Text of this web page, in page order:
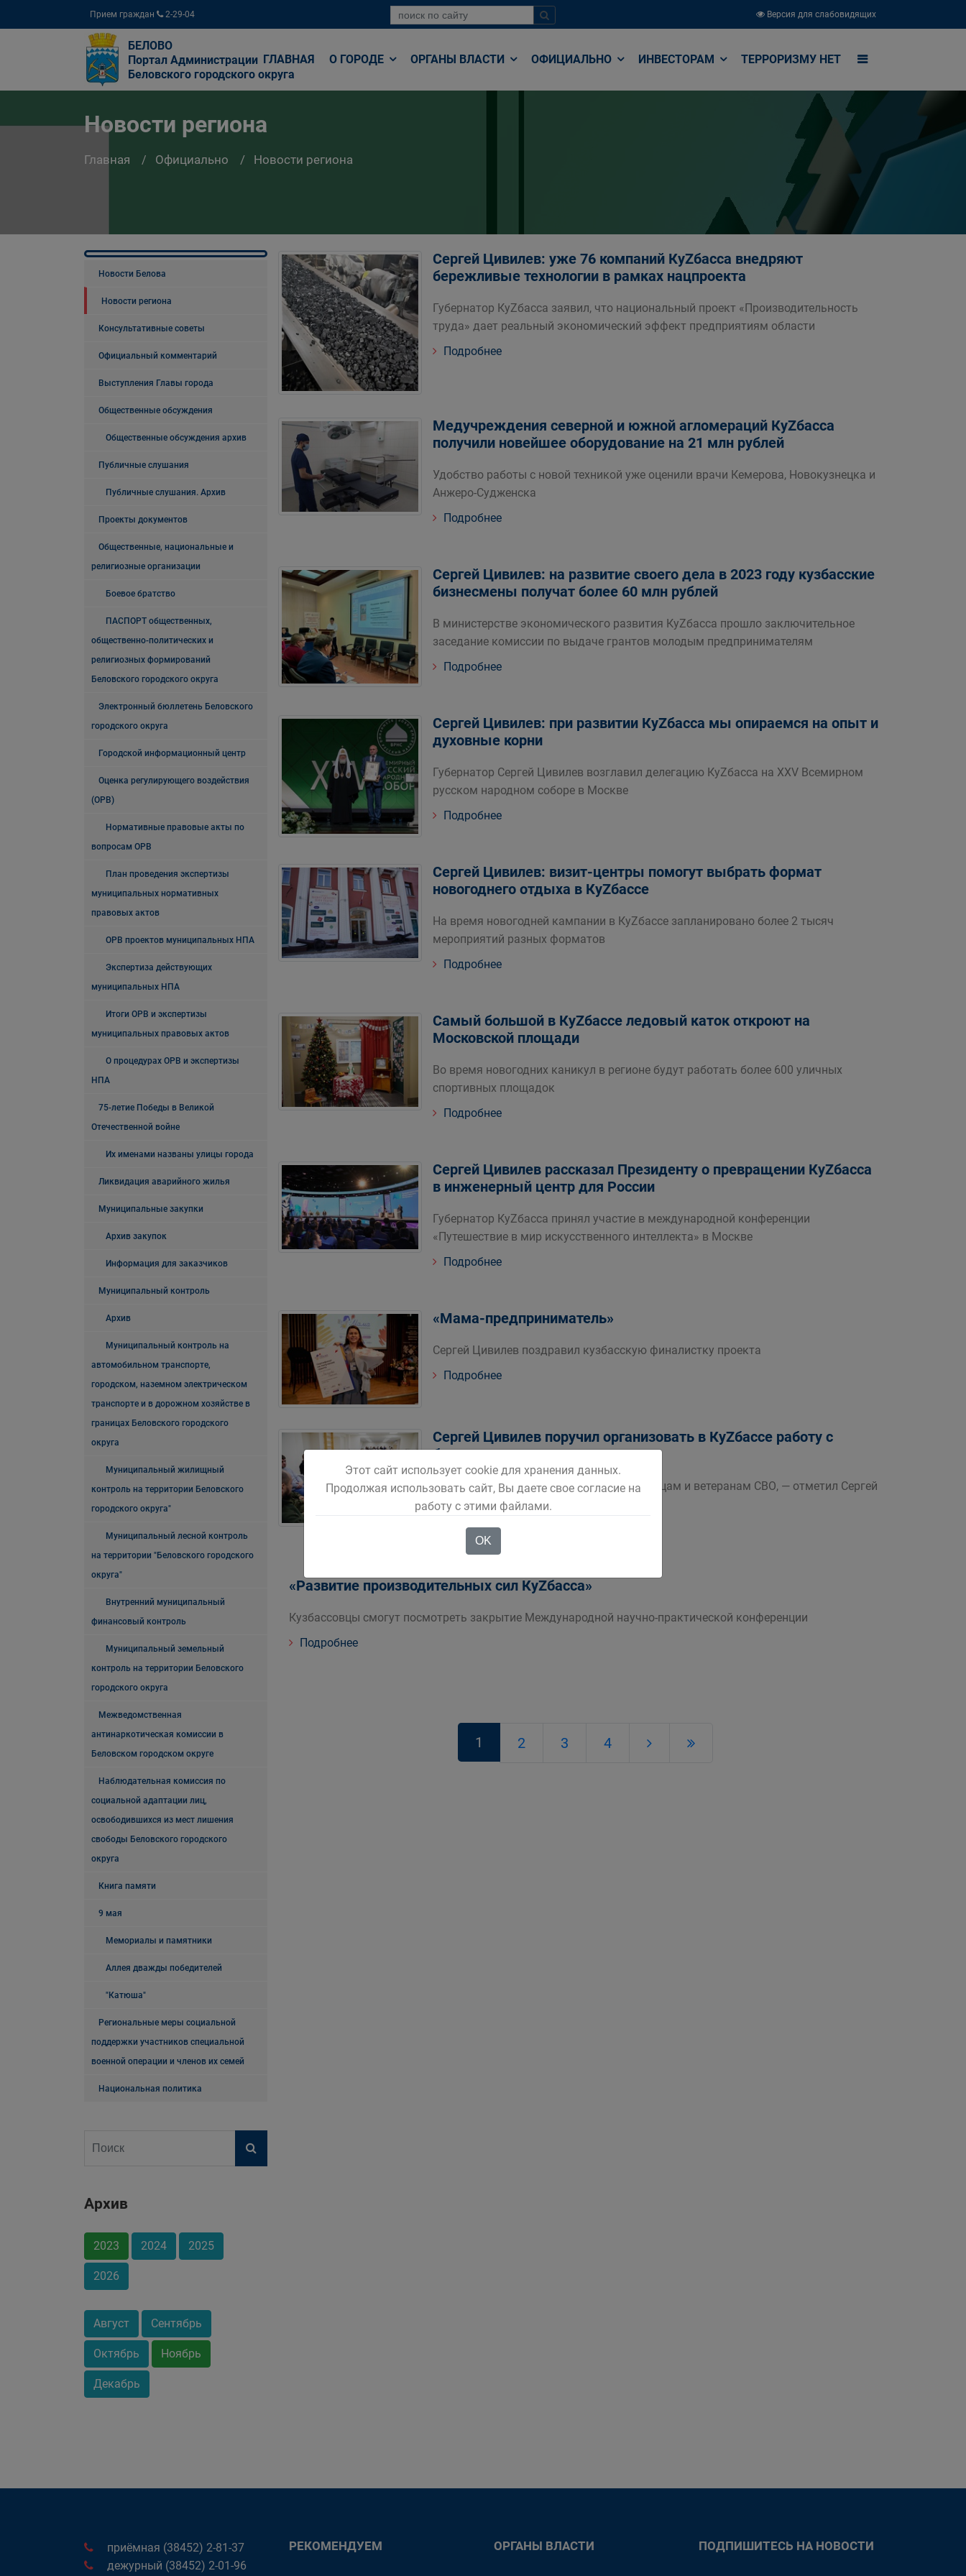
Прием граждан 2-29-04 Версия для слабовидящих
БЕЛОВО
Портал Администрации
Беловского городского округа
ГЛАВНАЯ О ГОРОДЕ ОРГАНЫ ВЛАСТИ ОФИЦИАЛЬНО ИНВЕСТОРАМ ТЕРРОРИЗМУ НЕТ
Новости региона
Главная Официально Новости региона
Новости Белова
Новости региона
Консультативные советы
Официальный комментарий
Выступления Главы города
Общественные обсуждения
Общественные обсуждения архив
Публичные слушания
Публичные слушания. Архив
Проекты документов
Общественные, национальные и
религиозные организации
Боевое братство
ПАСПОРТ общественных,
общественно-политических и
религиозных формирований
Беловского городского округа
Электронный бюллетень Беловского
городского округа
Городской информационный центр
Оценка регулирующего воздействия
(ОРВ)
Нормативные правовые акты по
вопросам ОРВ
План проведения экспертизы
муниципальных нормативных
правовых актов
ОРВ проектов муниципальных НПА
Экспертиза действующих
муниципальных НПА
Итоги ОРВ и экспертизы
муниципальных правовых актов
О процедурах ОРВ и экспертизы
НПА
75-летие Победы в Великой
Отечественной войне
Их именами названы улицы города
Ликвидация аварийного жилья
Муниципальные закупки
Архив закупок
Информация для заказчиков
Муниципальный контроль
Архив
Муниципальный контроль на
автомобильном транспорте,
городском, наземном электрическом
транспорте и в дорожном хозяйстве в
границах Беловского городского
округа
Муниципальный жилищный
контроль на территории Беловского
городского округа"
Муниципальный лесной контроль
на территории "Беловского городского
округа"
Внутренний муниципальный
финансовый контроль
Муниципальный земельный
контроль на территории Беловского
городского округа
Межведомственная
антинаркотическая комиссии в
Беловском городском округе
Наблюдательная комиссия по
социальной адаптации лиц,
освободившихся из мест лишения
свободы Беловского городского
округа
Книга памяти
9 мая
Мемориалы и памятники
Аллея дважды победителей
"Катюша"
Региональные меры социальной
поддержки участников специальной
военной операции и членов их семей
Национальная политика
Архив
2023 2024 2025
2026
Август Сентябрь
Октябрь Ноябрь
Декабрь
Сергей Цивилев: уже 76 компаний КуZбасса внедряют
бережливые технологии в рамках нацпроекта
Губернатор КуZбасса заявил, что национальный проект «Производительность
труда» дает реальный экономический эффект предприятиям области
Подробнее
Медучреждения северной и южной агломераций КуZбасса
получили новейшее оборудование на 21 млн рублей
Удобство работы с новой техникой уже оценили врачи Кемерова, Новокузнецка и
Анжеро-Судженска
Подробнее
Сергей Цивилев: на развитие своего дела в 2023 году кузбасские
бизнесмены получат более 60 млн рублей
В министерстве экономического развития КуZбасса прошло заключительное
заседание комиссии по выдаче грантов молодым предпринимателям
Подробнее
Сергей Цивилев: при развитии КуZбасса мы опираемся на опыт и
духовные корни
Губернатор Сергей Цивилев возглавил делегацию КуZбасса на XXV Всемирном
русском народном соборе в Москве
Подробнее
Сергей Цивилев: визит-центры помогут выбрать формат
новогоднего отдыха в КуZбассе
На время новогодней кампании в КуZбассе запланировано более 2 тысяч
мероприятий разных форматов
Подробнее
Самый большой в КуZбассе ледовый каток откроют на
Московской площади
Во время новогодних каникул в регионе будут работать более 600 уличных
спортивных площадок
Подробнее
Сергей Цивилев рассказал Президенту о превращении КуZбасса
в инженерный центр для России
Губернатор КуZбасса принял участие в международной конференции
«Путешествие в мир искусственного интеллекта» в Москве
Подробнее
«Мама-предприниматель»
Сергей Цивилев поздравил кузбасскую финалистку проекта
Подробнее
Сергей Цивилев поручил организовать в КуZбассе работу с
бионическими протезами
Сейчас наша общая задача — помочь бойцам и ветеранам СВО, — отметил Сергей
Цивилев.
Подробнее
«Развитие производительных сил КуZбасса»
Кузбассовцы смогут посмотреть закрытие Международной научно-практической конференции
Подробнее
1 2 3 4
приёмная (38452) 2-81-37
дежурный (38452) 2-01-96
РЕКОМЕНДУЕМ ОРГАНЫ ВЛАСТИ ПОДПИШИТЕСЬ НА НОВОСТИ
Этот сайт использует cookie для хранения данных.
Продолжая использовать сайт, Вы даете свое согласие на
работу с этими файлами.
OK